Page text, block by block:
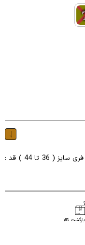
تاپ جنس : فانریپ رنگ : در چند رنگ سایز : فری سایز ( 36 تا 44 ) قد :
کالا